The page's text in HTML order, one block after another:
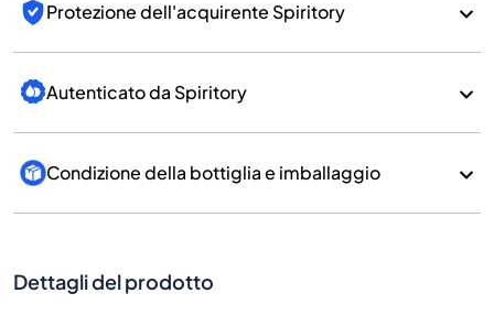
Protezione dell'acquirente Spiritory
Autenticato da Spiritory
Condizione della bottiglia e imballaggio
Dettagli del prodotto